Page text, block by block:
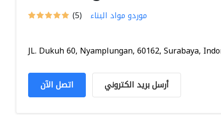
(5) موردو مواد البناء
JL. Dukuh 60, Nyamplungan, 60162, Surabaya,
اتصل الآن أرسل بريد الكتروني